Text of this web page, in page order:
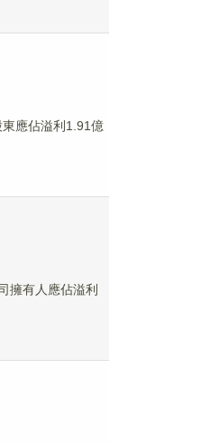
應佔溢利1.91億
擁有人應佔溢利